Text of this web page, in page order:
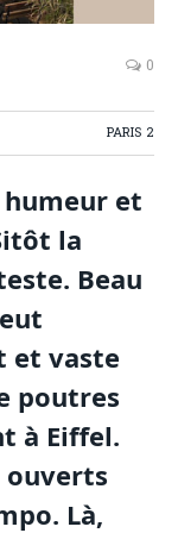
0
PARIS 2
humeur et
la
Beau
et vaste
poutres
à Eiffel.
ouverts
Là,